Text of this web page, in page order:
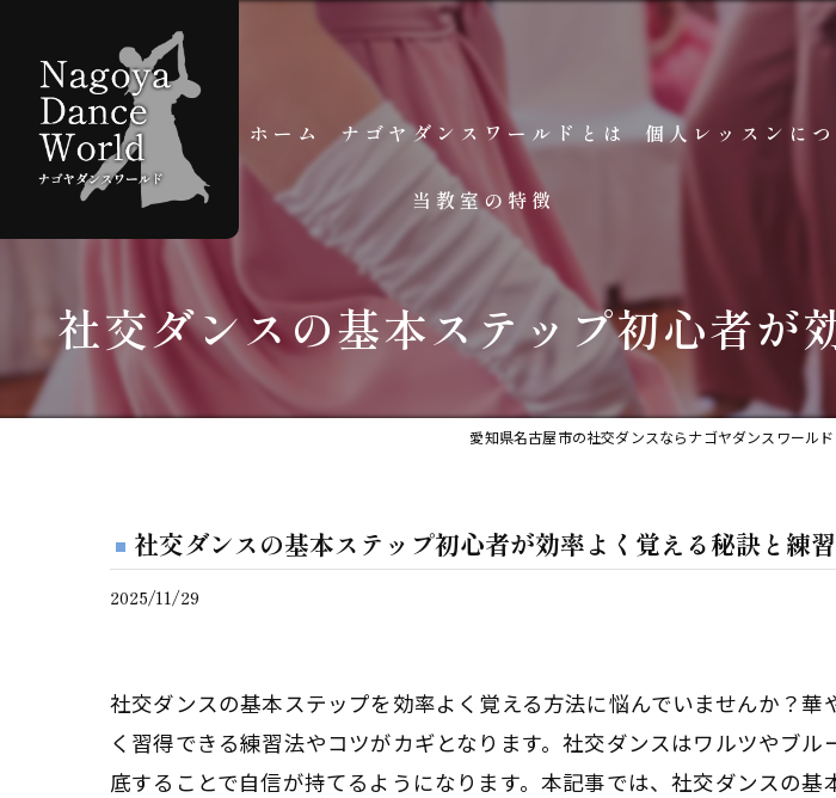
ホーム ナゴヤダンスワールドとは
スタッフ紹介
よくある質問
個人レッスンに
当教室の特徴
グループレッスン
初心者
社交ダンスの基本ステップ初心者が
愛知県名古屋市の社交ダンスならナゴヤダンスワールド
社交ダンスの基本ステップ初心者が効率よく覚える秘訣と練
2025/11/29
社交ダンスの基本ステップを効率よく覚える方法に悩んでいませんか？
く習得できる練習法やコツがカギとなります。社交ダンスはワルツやブ
底することで自信が持てるようになります。本記事では、社交ダンスの